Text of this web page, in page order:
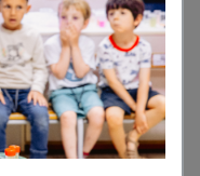
main à la
pour gérer ce
19/11/18 - 08:39